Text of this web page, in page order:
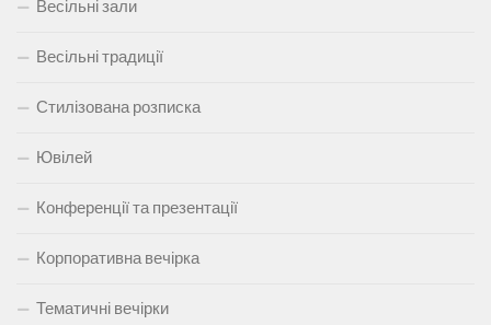
Весільні зали
Весільні традиції
Стилізована розписка
Ювілей
Конференції та презентації
Корпоративна вечірка
Тематичні вечірки